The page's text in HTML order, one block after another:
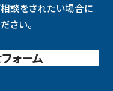
談をされたい場合に
さい。
ォーム